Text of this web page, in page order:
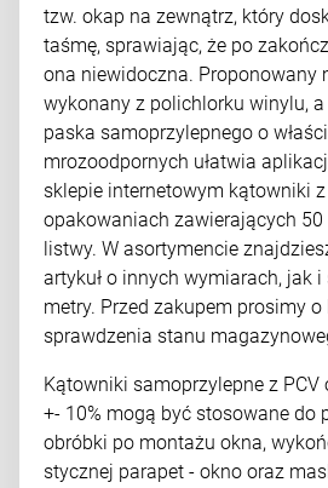
tzw. okap na zewnątrz, który
taśmę, sprawiając, że po
ona niewidoczna. Proponowany
wykonany z polichlorku winylu,
paska samoprzylepnego o
mrozoodpornych ułatwia
sklepie internetowym kątowniki
opakowaniach zawierających
listwy. W asortymencie
artykuł o innych wymiarach, jak
metry. Przed zakupem prosimy
sprawdzenia stanu
Kątowniki samoprzylepne z
+- 10% mogą być stosowane do
obróbki po montażu okna,
stycznej parapet - okno oraz